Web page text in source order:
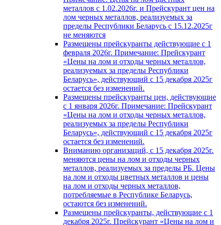
металлов с 1.02.2026г. и Прейскурант цен на
лом черных металлов, реализуемых за
пределы Республики Беларусь с 15.12.2025г
не меняются
Размещены прейскуранты действующие с 1
февраля 2026г. Примечание: Прейскурант
«Цены на лом и отходы черных металлов,
реализуемых за пределы Республики
Беларусь», действующий с 15 декабря 2025г
остается без изменений.
Размещены прейскуранты цен, действующие
с 1 января 2026г. Примечание: Прейскурант
«Цены на лом и отходы черных металлов,
реализуемых за пределы Республики
Беларусь», действующий с 15 декабря 2025г
остается без изменений.
Вниманию организаций, с 15 декабря 2025г.
меняются цены на лом и отходы черных
металлов, реализуемых за пределы РБ. Цены
на лом и отходы цветных металлов и цены
на лом и отходы черных металлов,
потребляемые в Республике Беларусь,
остаются без изменений.
Размещены прейскуранты, действующие с 1
декабря 2025г. Прейскурант «Цены на лом и